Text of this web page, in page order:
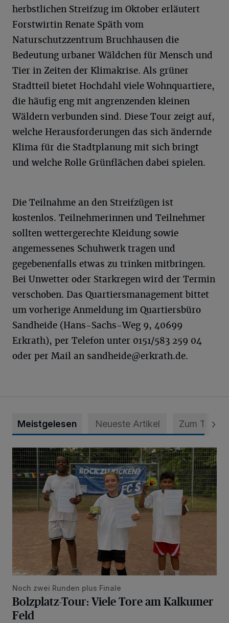
herbstlichen Streifzug im Oktober erläutert
Forstwirtin Renate Späth vom
Naturschutzzentrum Bruchhausen die
Bedeutung urbaner Wäldchen für Mensch und
Tier in Zeiten der Klimakrise. Als grüner
Stadtteil bietet Hochdahl viele Wohnquartiere,
die häufig eng mit angrenzenden kleinen
Wäldern verbunden sind. Diese Tour zeigt auf,
welche Herausforderungen das sich ändernde
Klima für die Stadtplanung mit sich bringt
und welche Rolle Grünflächen dabei spielen.
Die Teilnahme an den Streifzügen ist
kostenlos. Teilnehmerinnen und Teilnehmer
sollten wettergerechte Kleidung sowie
angemessenes Schuhwerk tragen und
gegebenenfalls etwas zu trinken mitbringen.
Bei Unwetter oder Starkregen wird der Termin
verschoben. Das Quartiersmanagement bittet
um vorherige Anmeldung im Quartiersbüro
Sandheide (Hans-Sachs-Weg 9, 40699
Erkrath), per Telefon unter 0151/583 259 04
oder per Mail an sandheide@erkrath.de.
Meistgelesen Neueste Artikel Zum Thema
Bolzplatz-Tour: Viele Tore am Kalkumer Feld
Noch zwei Runden plus Finale
Bolzplatz-Tour: Viele Tore am Kalkumer
Feld